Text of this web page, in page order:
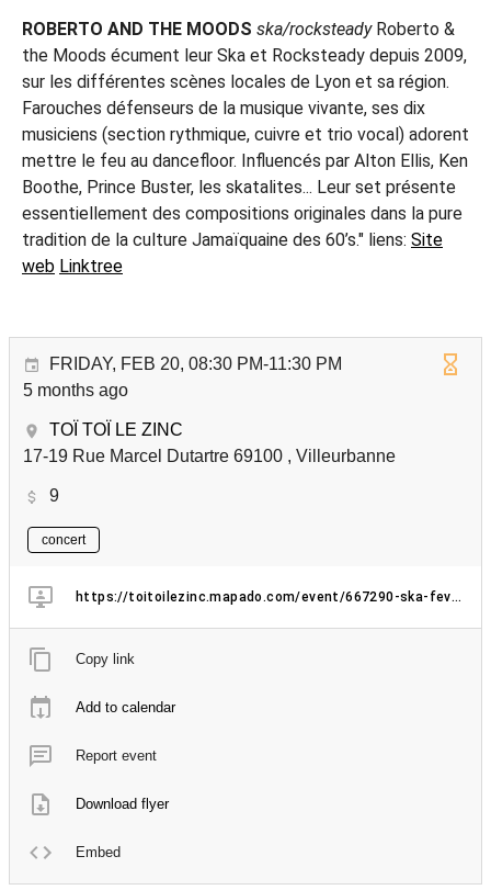
ROBERTO AND THE MOODS ska/rocksteadyRoberto &
the Moods écument leur Ska et Rocksteady depuis 2009,
sur les différentes scènes locales de Lyon et sa région.
Farouches défenseurs de la musique vivante, ses dix
musiciens (section rythmique, cuivre et trio vocal) adorent
mettre le feu au dancefloor. Influencés par Alton Ellis, Ken
Boothe, Prince Buster, les skatalites... Leur set présente
essentiellement des compositions originales dans la pure
tradition de la culture Jamaïquaine des 60’s." liens: Site
web Linktree
FRIDAY, FEB 20, 08:30 PM-11:30 PM
5 months ago
TOÏ TOÏ LE ZINC
17-19 Rue Marcel Dutartre 69100 , Villeurbanne
9
concert
https://toitoilezinc.mapado.com/event/667290-ska-fever-night
Copy link
Add to calendar
Report event
Download flyer
Embed